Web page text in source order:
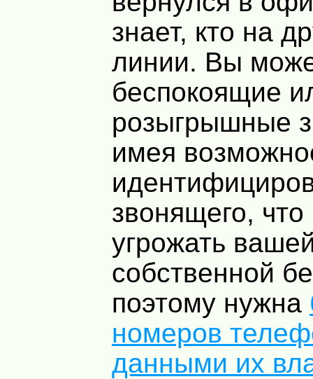
знает, кто на
линии. Вы
беспокоящие
розыгрышные
имея
звонящего,
угрожать
собственной
поэтому нужна
номеров
данными их